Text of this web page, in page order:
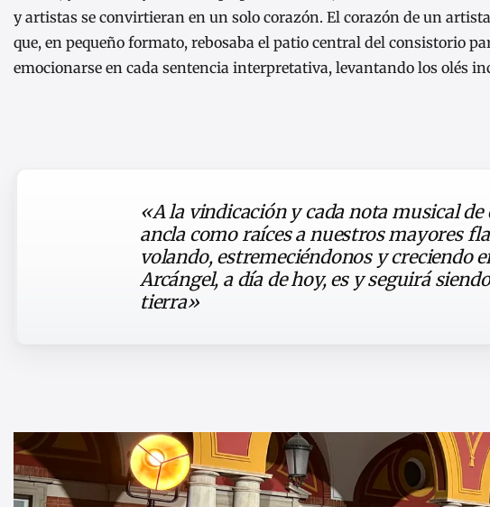
y artistas se convirtieran en un solo corazón. El corazón de un
que, en pequeño formato, rebosaba el patio central del consistorio
emocionarse en cada sentencia interpretativa, levantando los olés
«A la vindicación y cada nota musical
ancla como raíces a nuestros mayores
volando, estremeciéndonos y creciendo
Arcángel, a día de hoy, es y seguirá
tierra»